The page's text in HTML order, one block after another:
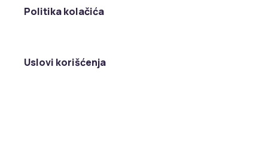
Politika kolačića
Uslovi korišćenja